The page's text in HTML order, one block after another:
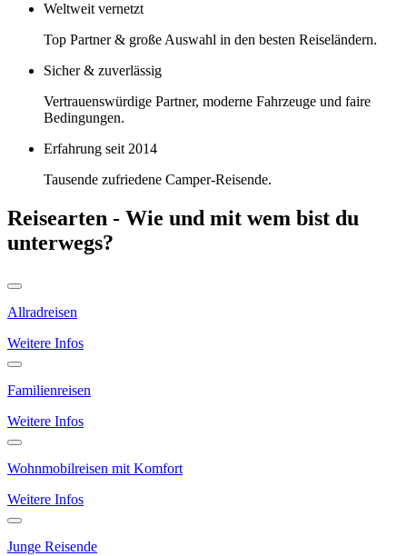
Weltweit vernetzt
Top Partner & große Auswahl in den besten Reiseländern.
Sicher & zuverlässig
Vertrauenswürdige Partner, moderne Fahrzeuge und faire
Bedingungen.
Erfahrung seit 2014
Tausende zufriedene Camper-Reisende.
Reisearten - Wie und mit wem bist du
unterwegs?
Allradreisen
Weitere Infos
Familienreisen
Weitere Infos
Wohnmobilreisen mit Komfort
Weitere Infos
Junge Reisende